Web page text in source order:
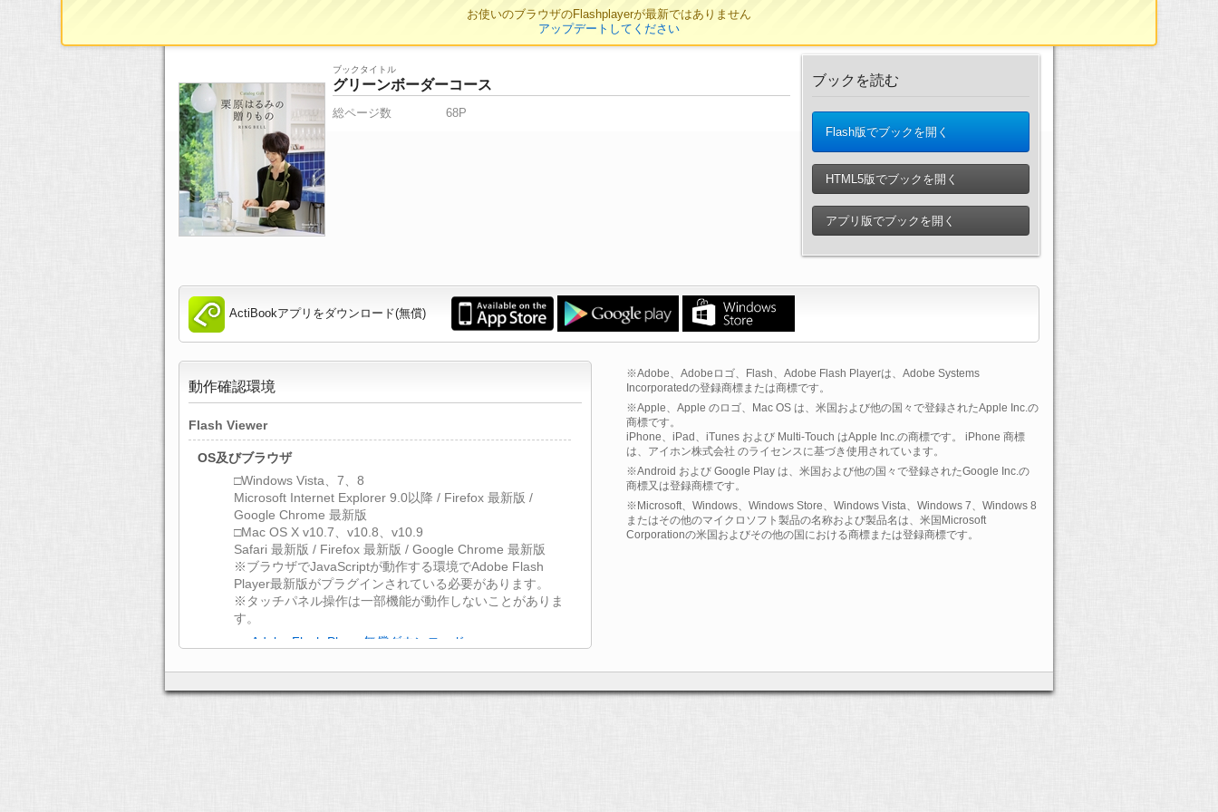
ブックタイトル
グリーンボーダーコース
総ページ数 68P
ブックを読む
Flash版でブックを開く
HTML5版でブックを開く
アプリ版でブックを開く
ActiBookアプリをダウンロード(無償)
動作確認環境
Flash Viewer
OS及びブラウザ
□Windows Vista、7、8
Microsoft Internet Explorer 9.0以降 / Firefox 最新版 /
Google Chrome 最新版
□Mac OS X v10.7、v10.8、v10.9
Safari 最新版 / Firefox 最新版 / Google Chrome 最新版
※ブラウザでJavaScriptが動作する環境でAdobe Flash
Player最新版がプラグインされている必要があります。
※タッチパネル操作は一部機能が動作しないことがありま
す。
>> Adobe Flash Player無償ダウンロード
UTF-8
※Adobe、Adobeロゴ、Flash、Adobe Flash Playerは、Adobe Systems
Incorporatedの登録商標または商標です。
※Apple、Apple のロゴ、Mac OS は、米国および他の国々で登録されたApple Inc.の
商標です。
iPhone、iPad、iTunes および Multi-Touch はApple Inc.の商標です。 iPhone 商標
は、アイホン株式会社 のライセンスに基づき使用されています。
※Android および Google Play は、米国および他の国々で登録されたGoogle Inc.の
商標又は登録商標です。
※Microsoft、Windows、Windows Store、Windows Vista、Windows 7、Windows 8
またはその他のマイクロソフト製品の名称および製品名は、米国Microsoft
Corporationの米国およびその他の国における商標または登録商標です。
お使いのブラウザのFlashplayerが最新ではありません
アップデートしてください